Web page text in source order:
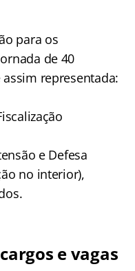
para os
de 40
representada:
e Defesa
no interior),
e vagas